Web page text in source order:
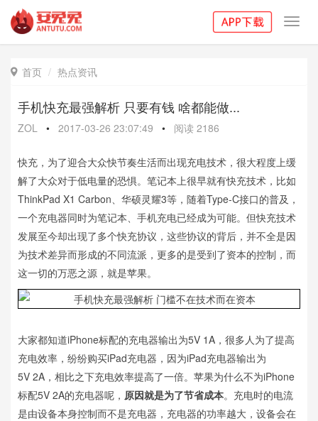
 首页 热点资讯
手机快充最强解析 只要有钱 啥都能做...
ZOL • 2017-03-26 23:07:49 • 阅读 2186
快充，为了迎合大众快节奏生活而出现充电技术，很大程度上缓
解了大众对于低电量的恐惧。笔记本上很早就有快充技术，比如
ThinkPad X1 Carbon、华硕灵耀3等，随着Type-C接口的普及，
一个充电器同时为笔记本、手机充电已经成为可能。但快充技术
发展至今却出现了多个快充协议，这些协议的背后，并不全是因
为技术差异而形成的不同流派，更多的是受到了资本的控制，而
这一切的万恶之源，就是苹果。
大家都知道iPhone标配的充电器输出为5V 1A，很多人为了提高
充电效率，纷纷购买iPad充电器，因为iPad充电器输出为
5V 2A，相比之下充电效率提高了一倍。苹果为什么不为iPhone
标配5V 2A的充电器呢， 原因就是为了节省成本。充电时的电流
是由设备本身控制而不是充电器，充电器的功率越大，设备会在